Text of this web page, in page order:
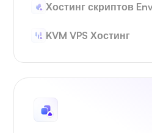
Хостинг скриптов
KVM VPS Хостинг